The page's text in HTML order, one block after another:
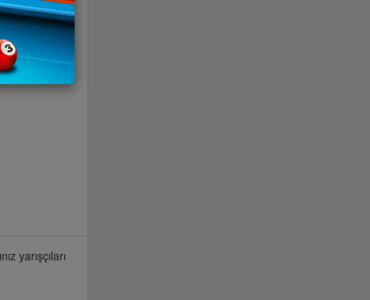
yarışçıları